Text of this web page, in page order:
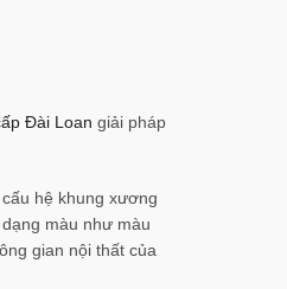
Đài Loan giải pháp
hệ khung xương
màu như màu
gian nội thất của